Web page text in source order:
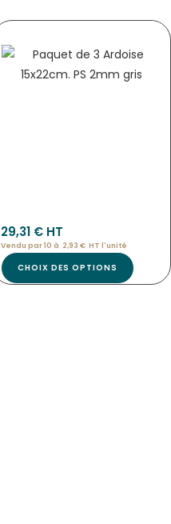
ÉTIQUETTE BOULANGERIE « MOULIN » 10,5×7
29,31 € HT
Vendu par 10 à 2,93 € HT l'unité
CHOIX DES OPTIONS